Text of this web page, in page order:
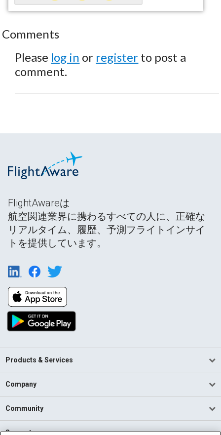
Comments
Please log in or register to post a
comment.
FlightAwareは
航空関連業界に携わるすべての人に、正確な
リアルタイム、履歴、予測フライトインサイ
トを提供しています。
Products & Services
Company
Community
Support